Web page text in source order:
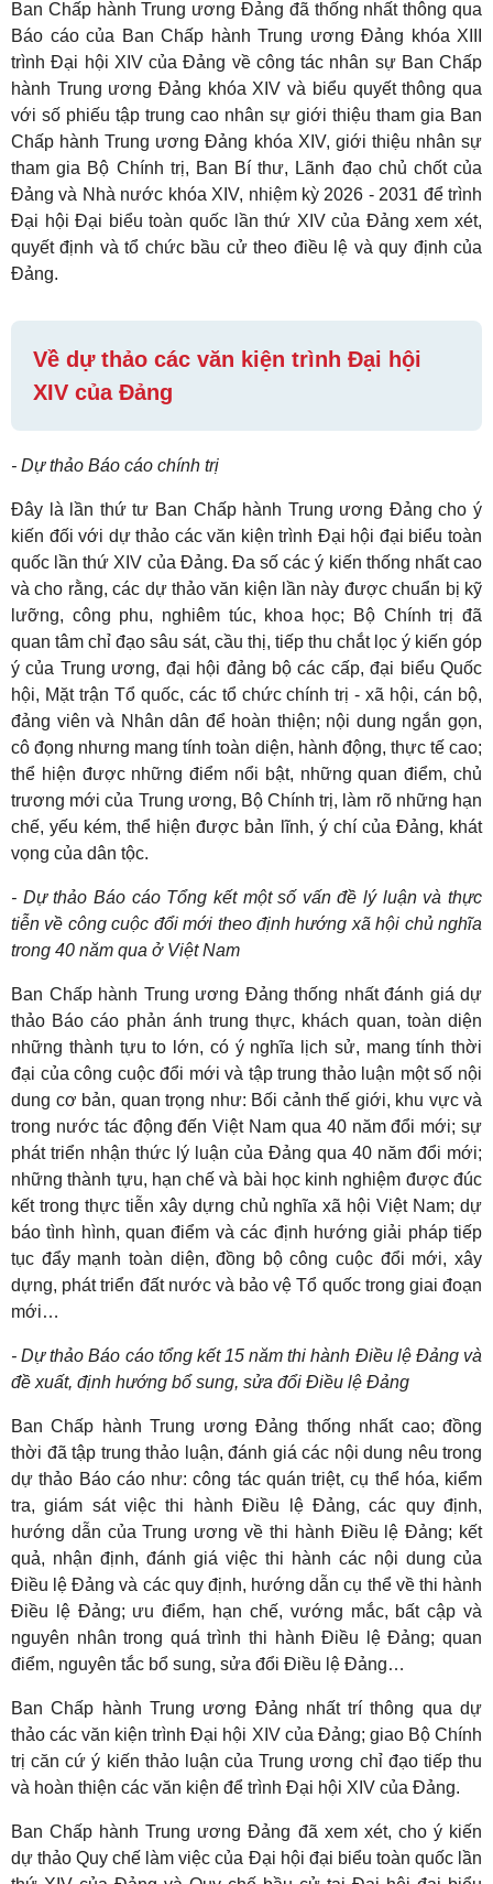
Ban Chấp hành Trung ương Đảng đã thống nhất thông qua
Báo cáo của Ban Chấp hành Trung ương Đảng khóa XIII
trình Đại hội XIV của Đảng về công tác nhân sự Ban Chấp
hành Trung ương Đảng khóa XIV và biểu quyết thông qua
với số phiếu tập trung cao nhân sự giới thiệu tham gia Ban
Chấp hành Trung ương Đảng khóa XIV, giới thiệu nhân sự
tham gia Bộ Chính trị, Ban Bí thư, Lãnh đạo chủ chốt của
Đảng và Nhà nước khóa XIV, nhiệm kỳ 2026 - 2031 để trình
Đại hội Đại biểu toàn quốc lần thứ XIV của Đảng xem xét,
quyết định và tổ chức bầu cử theo điều lệ và quy định của
Đảng.
Về dự thảo các văn kiện trình Đại hội
XIV của Đảng
- Dự thảo Báo cáo chính trị
Đây là lần thứ tư Ban Chấp hành Trung ương Đảng cho ý
kiến đối với dự thảo các văn kiện trình Đại hội đại biểu toàn
quốc lần thứ XIV của Đảng. Đa số các ý kiến thống nhất cao
và cho rằng, các dự thảo văn kiện lần này được chuẩn bị kỹ
lưỡng, công phu, nghiêm túc, khoa học; Bộ Chính trị đã
quan tâm chỉ đạo sâu sát, cầu thị, tiếp thu chắt lọc ý kiến góp
ý của Trung ương, đại hội đảng bộ các cấp, đại biểu Quốc
hội, Mặt trận Tổ quốc, các tổ chức chính trị - xã hội, cán bộ,
đảng viên và Nhân dân để hoàn thiện; nội dung ngắn gọn,
cô đọng nhưng mang tính toàn diện, hành động, thực tế cao;
thể hiện được những điểm nổi bật, những quan điểm, chủ
trương mới của Trung ương, Bộ Chính trị, làm rõ những hạn
chế, yếu kém, thể hiện được bản lĩnh, ý chí của Đảng, khát
vọng của dân tộc.
- Dự thảo Báo cáo Tổng kết một số vấn đề lý luận và thực
tiễn về công cuộc đổi mới theo định hướng xã hội chủ nghĩa
trong 40 năm qua ở Việt Nam
Ban Chấp hành Trung ương Đảng thống nhất đánh giá dự
thảo Báo cáo phản ánh trung thực, khách quan, toàn diện
những thành tựu to lớn, có ý nghĩa lịch sử, mang tính thời
đại của công cuộc đổi mới và tập trung thảo luận một số nội
dung cơ bản, quan trọng như: Bối cảnh thế giới, khu vực và
trong nước tác động đến Việt Nam qua 40 năm đổi mới; sự
phát triển nhận thức lý luận của Đảng qua 40 năm đổi mới;
những thành tựu, hạn chế và bài học kinh nghiệm được đúc
kết trong thực tiễn xây dựng chủ nghĩa xã hội Việt Nam; dự
báo tình hình, quan điểm và các định hướng giải pháp tiếp
tục đẩy mạnh toàn diện, đồng bộ công cuộc đổi mới, xây
dựng, phát triển đất nước và bảo vệ Tổ quốc trong giai đoạn
mới…
- Dự thảo Báo cáo tổng kết 15 năm thi hành Điều lệ Đảng và
đề xuất, định hướng bổ sung, sửa đổi Điều lệ Đảng
Ban Chấp hành Trung ương Đảng thống nhất cao; đồng
thời đã tập trung thảo luận, đánh giá các nội dung nêu trong
dự thảo Báo cáo như: công tác quán triệt, cụ thể hóa, kiểm
tra, giám sát việc thi hành Điều lệ Đảng, các quy định,
hướng dẫn của Trung ương về thi hành Điều lệ Đảng; kết
quả, nhận định, đánh giá việc thi hành các nội dung của
Điều lệ Đảng và các quy định, hướng dẫn cụ thể về thi hành
Điều lệ Đảng; ưu điểm, hạn chế, vướng mắc, bất cập và
nguyên nhân trong quá trình thi hành Điều lệ Đảng; quan
điểm, nguyên tắc bổ sung, sửa đổi Điều lệ Đảng…
Ban Chấp hành Trung ương Đảng nhất trí thông qua dự
thảo các văn kiện trình Đại hội XIV của Đảng; giao Bộ Chính
trị căn cứ ý kiến thảo luận của Trung ương chỉ đạo tiếp thu
và hoàn thiện các văn kiện để trình Đại hội XIV của Đảng.
Ban Chấp hành Trung ương Đảng đã xem xét, cho ý kiến
dự thảo Quy chế làm việc của Đại hội đại biểu toàn quốc lần